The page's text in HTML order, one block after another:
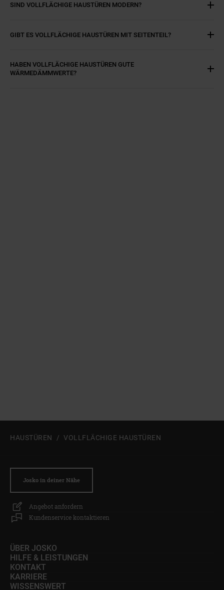
SIND VOLLFLÄCHIGE HAUSTÜREN MODERN?
GIBT ES VOLLFLÄCHIGE HAUSTÜREN MIT SEITENTEIL?
HABEN VOLLFLÄCHIGE HAUSTÜREN GUTE
WÄRMEDÄMMWERTE?
HAUSTÜREN VOLLFLÄCHIGE HAUSTÜREN
Josko in deiner Nähe
Angebot anfordern
Kundenservice kontaktieren
ÜBER JOSKO
HILFE & LEISTUNGEN
KONTAKT
KARRIERE
WISSENSWERT